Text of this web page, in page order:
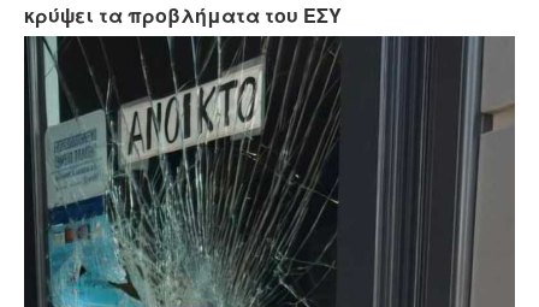
κρύψει τα προβλήματα του ΕΣΥ